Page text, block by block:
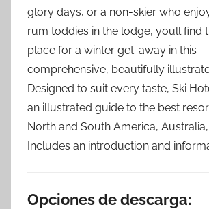
glory days, or a non-skier who
rum toddies in the lodge, youll find
place for a winter get-away in this
comprehensive, beautifully
Designed to suit every taste, Ski
an illustrated guide to the best
North and South America,
Includes an introduction and
Opciones de descarga: